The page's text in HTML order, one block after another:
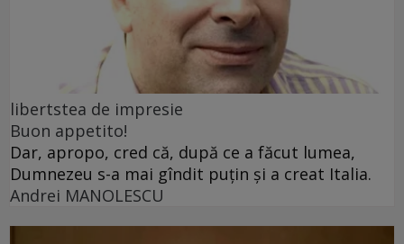
libertstea de impresie
Buon appetito!
Dar, apropo, cred că, după ce a făcut lumea,
Dumnezeu s-a mai gîndit puțin și a creat Italia.
Andrei MANOLESCU